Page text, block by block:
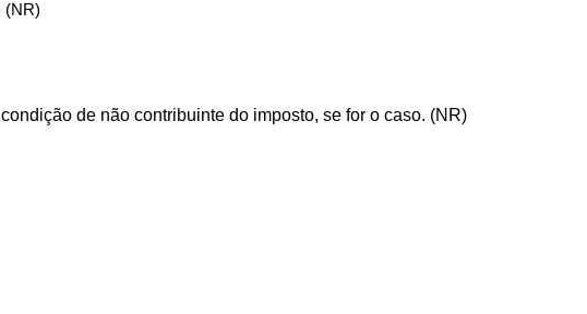
(NR)
de não contribuinte do imposto, se for o caso. (NR)